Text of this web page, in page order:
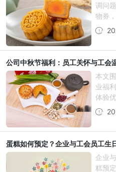
调问
物券
公司中秋节福利：员工关怀与工会
本文
业福
体验
蛋糕如何预定？企业与工会员工生
企业
糕预